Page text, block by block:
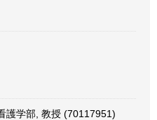
護学部, 教授 (70117951)